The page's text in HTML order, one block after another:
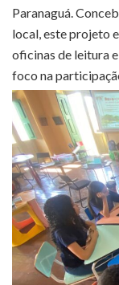
Paranaguá.
local, este projeto
oficinas de leitura
foco na